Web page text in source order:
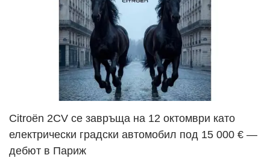
Citroën 2CV се завръща на 12 октомври като
електрически градски автомобил под 15 000 € —
дебют в Париж